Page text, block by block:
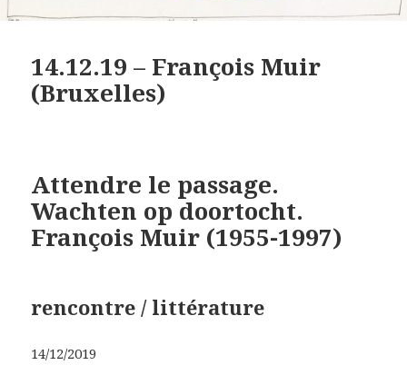
14.12.19 – François Muir
(Bruxelles)
Attendre le passage.
Wachten op doortocht.
François Muir (1955-1997)
rencontre / littérature
14/12/2019